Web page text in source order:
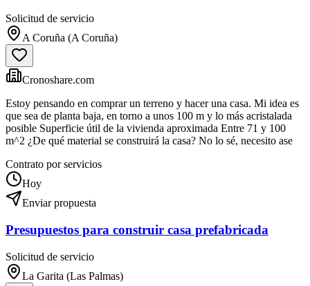
Solicitud de servicio
A Coruña (A Coruña)
Cronoshare.com
Estoy pensando en comprar un terreno y hacer una casa. Mi idea es
que sea de planta baja, en torno a unos 100 m y lo más acristalada
posible Superficie útil de la vivienda aproximada Entre 71 y 100
m^2 ¿De qué material se construirá la casa? No lo sé, necesito ase
Contrato por servicios
Hoy
Enviar propuesta
Presupuestos para construir casa prefabricada
Solicitud de servicio
La Garita (Las Palmas)